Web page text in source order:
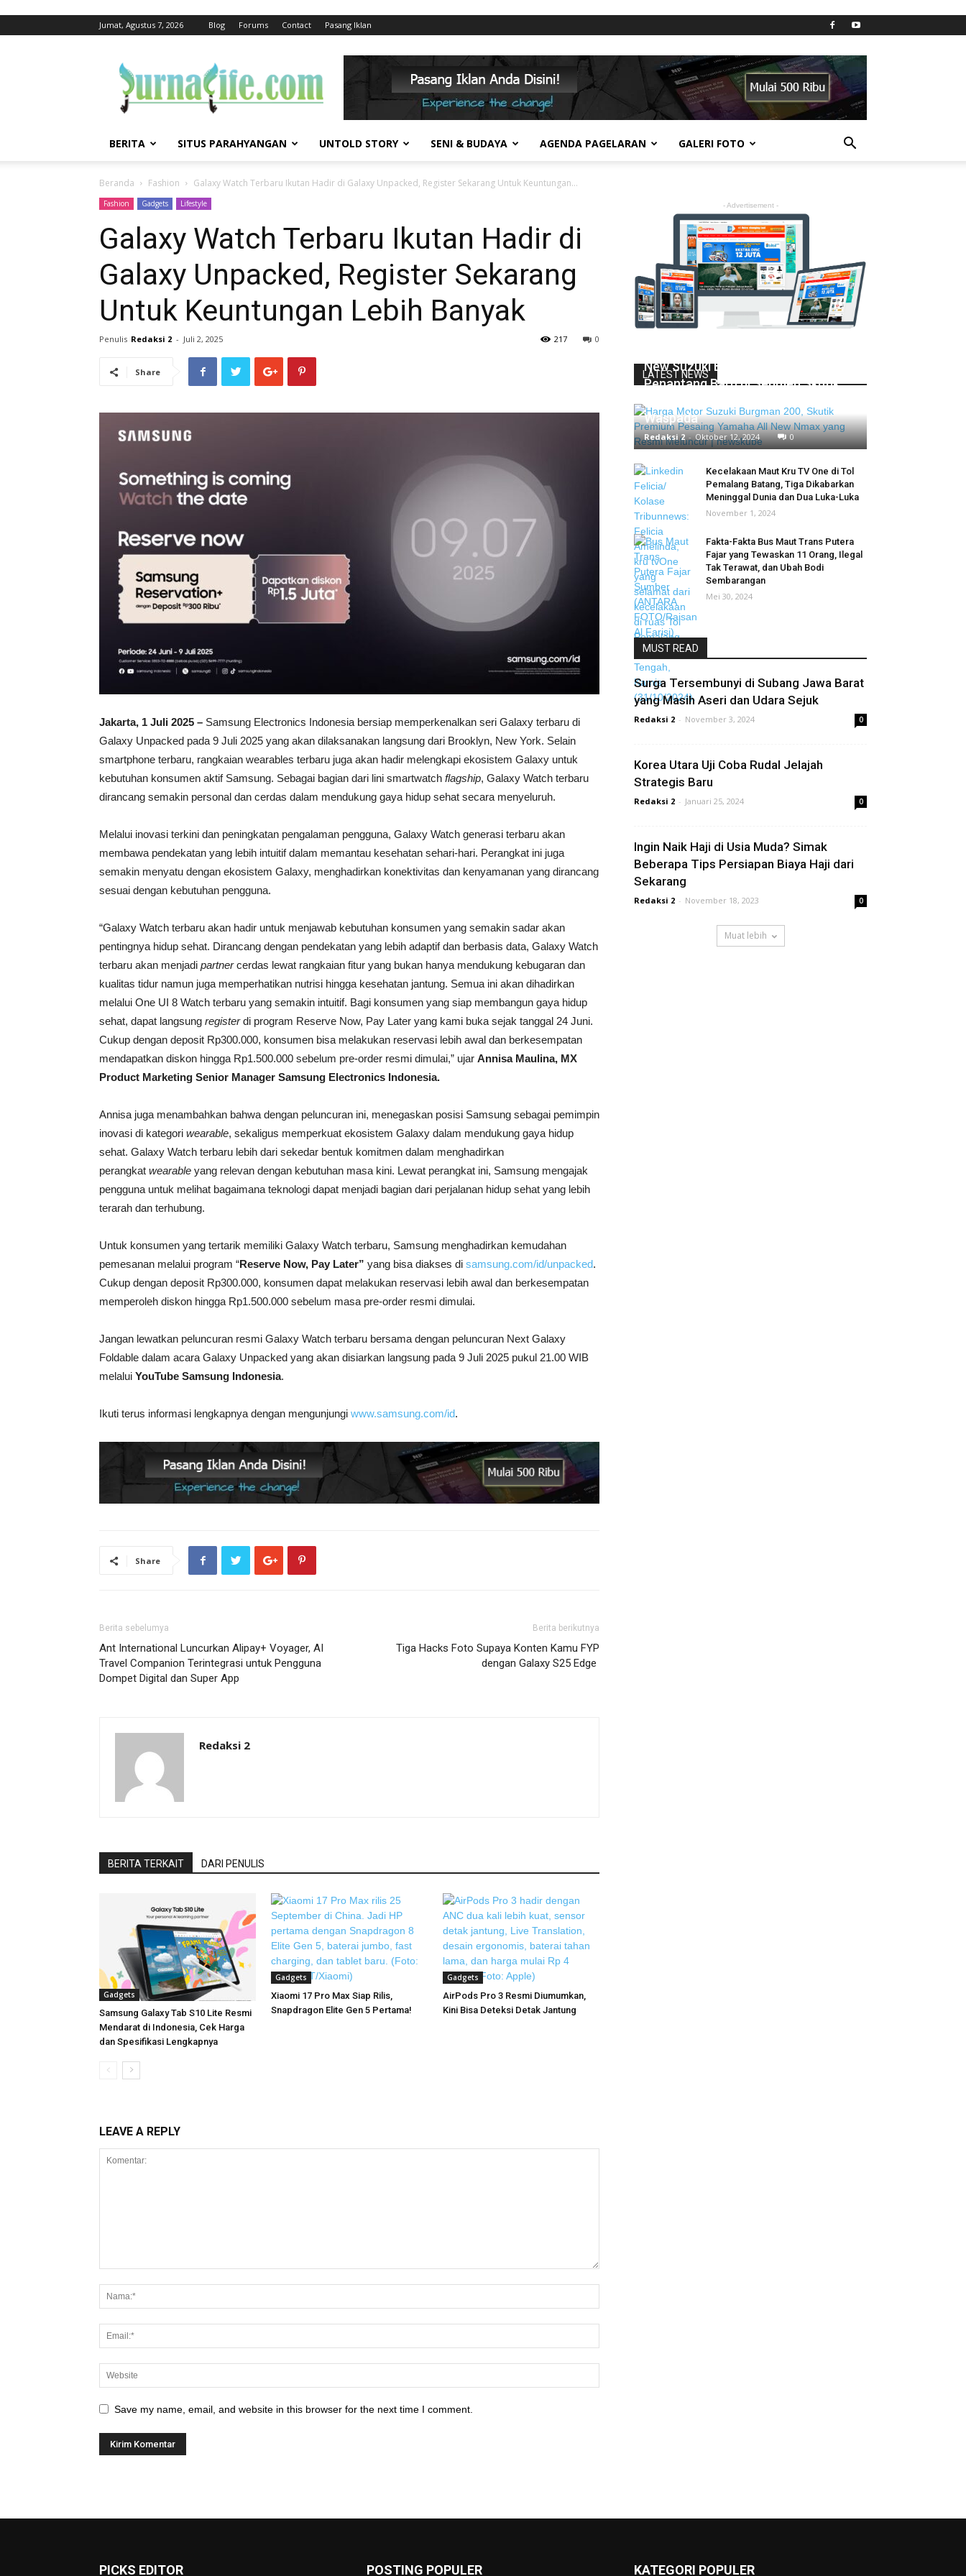
Jumat, Agustus 7, 2026 Blog Forums Contact Pasang Iklan
BERITA SITUS PARAHYANGAN UNTOLD STORY SENI & BUDAYA AGENDA PAGELARAN GALERI FOTO
Beranda Fashion Galaxy Watch Terbaru Ikutan Hadir di Galaxy Unpacked, Register Sekarang Untuk Keuntungan...
Fashion Gadgets Lifestyle
Galaxy Watch Terbaru Ikutan Hadir di
Galaxy Unpacked, Register Sekarang
Untuk Keuntungan Lebih Banyak
Penulis Redaksi 2 - Juli 2, 2025 0
217
Share
Jakarta, 1 Juli 2025 – Samsung Electronics Indonesia bersiap memperkenalkan seri Galaxy terbaru di
Galaxy Unpacked pada 9 Juli 2025 yang akan dilaksanakan langsung dari Brooklyn, New York. Selain
smartphone terbaru, rangkaian wearables terbaru juga akan hadir melengkapi ekosistem Galaxy untuk
kebutuhan konsumen aktif Samsung. Sebagai bagian dari lini smartwatch flagship, Galaxy Watch terbaru
dirancang semakin personal dan cerdas dalam mendukung gaya hidup sehat secara menyeluruh.
Melalui inovasi terkini dan peningkatan pengalaman pengguna, Galaxy Watch generasi terbaru akan
membawa pendekatan yang lebih intuitif dalam memantau kesehatan sehari-hari. Perangkat ini juga
semakin menyatu dengan ekosistem Galaxy, menghadirkan konektivitas dan kenyamanan yang dirancang
sesuai dengan kebutuhan pengguna.
“Galaxy Watch terbaru akan hadir untuk menjawab kebutuhan konsumen yang semakin sadar akan
pentingnya hidup sehat. Dirancang dengan pendekatan yang lebih adaptif dan berbasis data, Galaxy Watch
terbaru akan menjadi partnercerdas lewat rangkaian fitur yang bukan hanya mendukung kebugaran dan
kualitas tidur namun juga memperhatikan nutrisi hingga kesehatan jantung. Semua ini akan dihadirkan
melalui One UI 8 Watch terbaru yang semakin intuitif. Bagi konsumen yang siap membangun gaya hidup
sehat, dapat langsung registerdi program Reserve Now, Pay Later yang kami buka sejak tanggal 24 Juni.
Cukup dengan deposit Rp300.000, konsumen bisa melakukan reservasi lebih awal dan berkesempatan
mendapatkan diskon hingga Rp1.500.000 sebelum pre-order resmi dimulai,” ujar Annisa Maulina, MX
Product Marketing Senior Manager Samsung Electronics Indonesia.
Annisa juga menambahkan bahwa dengan peluncuran ini, menegaskan posisi Samsung sebagai pemimpin
inovasi di kategori wearable, sekaligus memperkuat ekosistem Galaxy dalam mendukung gaya hidup
sehat. Galaxy Watch terbaru lebih dari sekedar bentuk komitmen dalam menghadirkan
perangkat wearable yang relevan dengan kebutuhan masa kini. Lewat perangkat ini, Samsung mengajak
pengguna untuk melihat bagaimana teknologi dapat menjadi bagian dari perjalanan hidup sehat yang lebih
terarah dan terhubung.
Untuk konsumen yang tertarik memiliki Galaxy Watch terbaru, Samsung menghadirkan kemudahan
pemesanan melalui program “Reserve Now, Pay Later” yang bisa diakses di samsung.com/id/unpacked.
Cukup dengan deposit Rp300.000, konsumen dapat melakukan reservasi lebih awal dan berkesempatan
memperoleh diskon hingga Rp1.500.000 sebelum masa pre-order resmi dimulai.
Jangan lewatkan peluncuran resmi Galaxy Watch terbaru bersama dengan peluncuran Next Galaxy
Foldable dalam acara Galaxy Unpacked yang akan disiarkan langsung pada 9 Juli 2025 pukul 21.00 WIB
melalui YouTube Samsung Indonesia.
Ikuti terus informasi lengkapnya dengan mengunjungi www.samsung.com/id.
Share
Berita sebelumya
Ant International Luncurkan Alipay+ Voyager, AI
Travel Companion Terintegrasi untuk Pengguna
Dompet Digital dan Super App
Berita berikutnya
Tiga Hacks Foto Supaya Konten Kamu FYP
dengan Galaxy S25 Edge
Redaksi 2
BERITA TERKAIT DARI PENULIS
Gadgets
Samsung Galaxy Tab S10 Lite Resmi
Mendarat di Indonesia, Cek Harga
dan Spesifikasi Lengkapnya
Gadgets
Xiaomi 17 Pro Max Siap Rilis,
Snapdragon Elite Gen 5 Pertama!
Gadgets
AirPods Pro 3 Resmi Diumumkan,
Kini Bisa Deteksi Detak Jantung
LEAVE A REPLY
Save my name, email, and website in this browser for the next time I comment.
- Advertisement -
LATEST NEWS
New Suzuki Burgman 200,
Penantang Baru di Segmen Skutik
Waspada
Redaksi 2 - Oktober 12, 2024 0
Kecelakaan Maut Kru TV One di Tol
Pemalang Batang, Tiga Dikabarkan
Meninggal Dunia dan Dua Luka-Luka
November 1, 2024
Fakta-Fakta Bus Maut Trans Putera
Fajar yang Tewaskan 11 Orang, Ilegal
Tak Terawat, dan Ubah Bodi
Sembarangan
Mei 30, 2024
MUST READ
Surga Tersembunyi di Subang Jawa Barat
yang Masih Aseri dan Udara Sejuk
Redaksi 2 - November 3, 2024 0
Korea Utara Uji Coba Rudal Jelajah
Strategis Baru
Redaksi 2 - Januari 25, 2024 0
Ingin Naik Haji di Usia Muda? Simak
Beberapa Tips Persiapan Biaya Haji dari
Sekarang
Redaksi 2 - November 18, 2023 0
Muat lebih
PICKS EDITOR POSTING POPULER KATEGORI POPULER